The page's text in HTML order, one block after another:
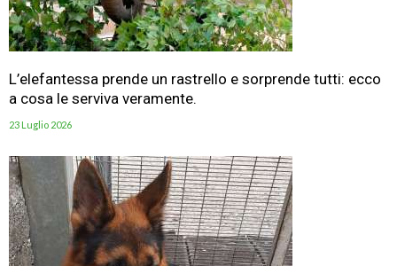
L’elefantessa prende un rastrello e sorprende tutti: ecco
a cosa le serviva veramente.
23 Luglio 2026